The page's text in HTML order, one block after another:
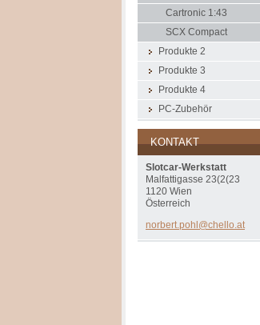
Cartronic 1:43
SCX Compact
Produkte 2
Produkte 3
Produkte 4
PC-Zubehör
KONTAKT
Slotcar-Werkstatt
Malfattigasse 23(2(23
1120 Wien
Österreich
norbert. pohl@che llo.at